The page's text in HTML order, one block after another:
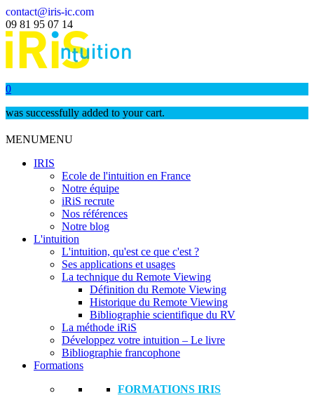
contact@iris-ic.com
09 81 95 07 14
0
was successfully added to your cart.
MENUMENU
IRIS
Ecole de l'intuition en France
Notre équipe
iRiS recrute
Nos références
Notre blog
L'intuition
L'intuition, qu'est ce que c'est ?
Ses applications et usages
La technique du Remote Viewing
Définition du Remote Viewing
Historique du Remote Viewing
Bibliographie scientifique du RV
La méthode iRiS
Développez votre intuition – Le livre
Bibliographie francophone
Formations
FORMATIONS IRIS